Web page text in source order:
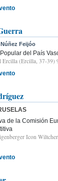
Feijóo
del País
Ercilla (Ercilla, 37-39)
de la Comisión
Icon